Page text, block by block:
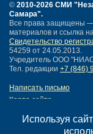
Используя
© 2010-2026 СМИ
Самара".
Все права защищены —
материалов и ссылка
Свидетельство
54259 от 24.05.2013.
Учредитель ООО
Тел. редакции +7 (846)
Написать письмо
Карта сайта
Политика